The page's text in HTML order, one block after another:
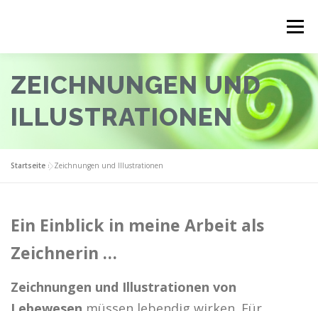
Menü
EXPERTISE ÜBER MICH LEISTUNGEN
ERFAHRUNGSBERICHTE KONTAKT
ZEICHNUNGEN UND
ILLUSTRATIONEN
Startseite »Zeichnungen und Illustrationen
Ein Einblick in meine Arbeit als
Zeichnerin …
Zeichnungen und Illustrationen von